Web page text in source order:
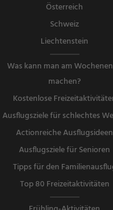
Österreich
Schweiz
Liechtenstein
Was kann man am
machen?
Kostenlose
Ausflugsziele für schlechtes
Actionreiche Ausflugsideen
Ausflugsziele für Senioren
Tipps für den
Top 80 Freizeitaktivitäten